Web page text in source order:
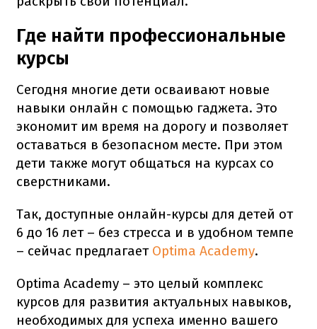
Где найти профессиональные
курсы
Сегодня многие дети осваивают новые
навыки онлайн с помощью гаджета. Это
экономит им время на дорогу и позволяет
оставаться в безопасном месте. При этом
дети также могут общаться на курсах со
сверстниками.
Так, доступные онлайн-курсы для детей от
6 до 16 лет – без стресса и в удобном темпе
– сейчас предлагает Optima Academy.
Optima Academy – это целый комплекс
курсов для развития актуальных навыков,
необходимых для успеха именно вашего